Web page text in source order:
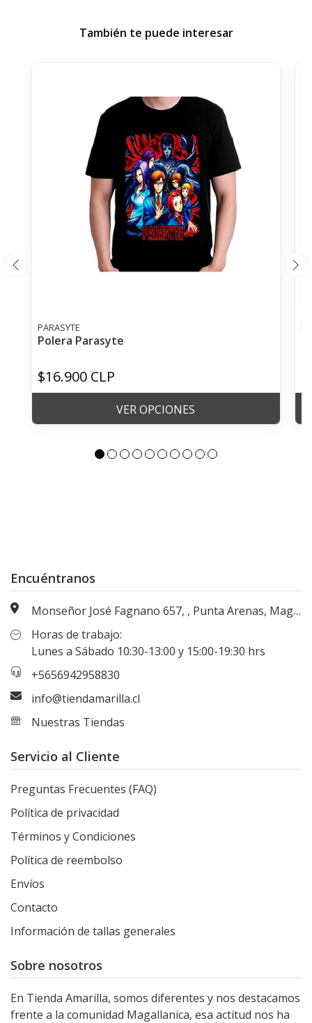
También te puede interesar
PARASYTE
Polera Parasyte
$16.900 CLP
VER OPCIONES
Encuéntranos
Monseñor José Fagnano 657, , Punta Arenas, Magallanes, Chile
Horas de trabajo:
Lunes a Sábado 10:30-13:00 y 15:00-19:30 hrs
+5656942958830
info@tiendamarilla.cl
Nuestras Tiendas
Servicio al Cliente
Preguntas Frecuentes (FAQ)
Política de privacidad
Términos y Condiciones
Política de reembolso
Envíos
Contacto
Información de tallas generales
Sobre nosotros
En Tienda Amarilla, somos diferentes y nos destacamos
frente a la comunidad Magallanica, esa actitud nos ha